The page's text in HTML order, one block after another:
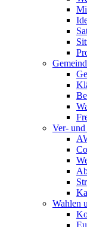
Ver-
Wahlen